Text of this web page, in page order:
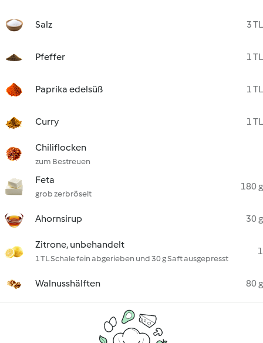
Salz 3 TL
Pfeffer 1 TL
Paprika edelsüß 1 TL
Curry 1 TL
Chiliflocken
zum Bestreuen
Feta
grob zerbröselt
180 g
Ahornsirup 30 g
Zitrone, unbehandelt
1 TL Schale fein abgerieben und 30 g Saft ausgepresst
1
Walnusshälften 80 g